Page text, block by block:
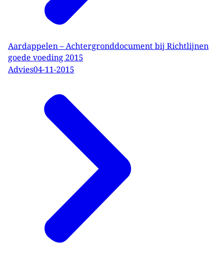
Aardappelen – Achtergronddocument bij Richtlijnen
goede voeding 2015
Advies04-11-2015